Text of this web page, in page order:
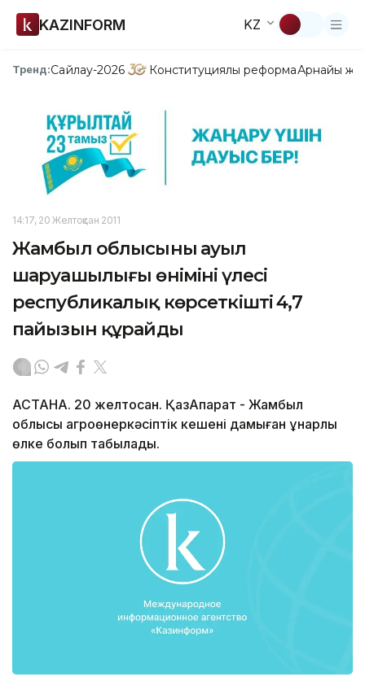
KAZINFORM KZ
Тренд:Сайлау-2026 Конституциялық реформаАрнайы
14:17, 20 Желтоқсан 2011
Жамбыл облысының ауыл
шаруашылығы өнімінің үлесі
республикалық көрсеткіштің 4,7
пайызын құрайды
АСТАНА. 20 желтоқсан. ҚазАқпарат - Жамбыл
облысы агроөнеркәсіптік кешені дамыған құнарлы
өлке болып табылады.